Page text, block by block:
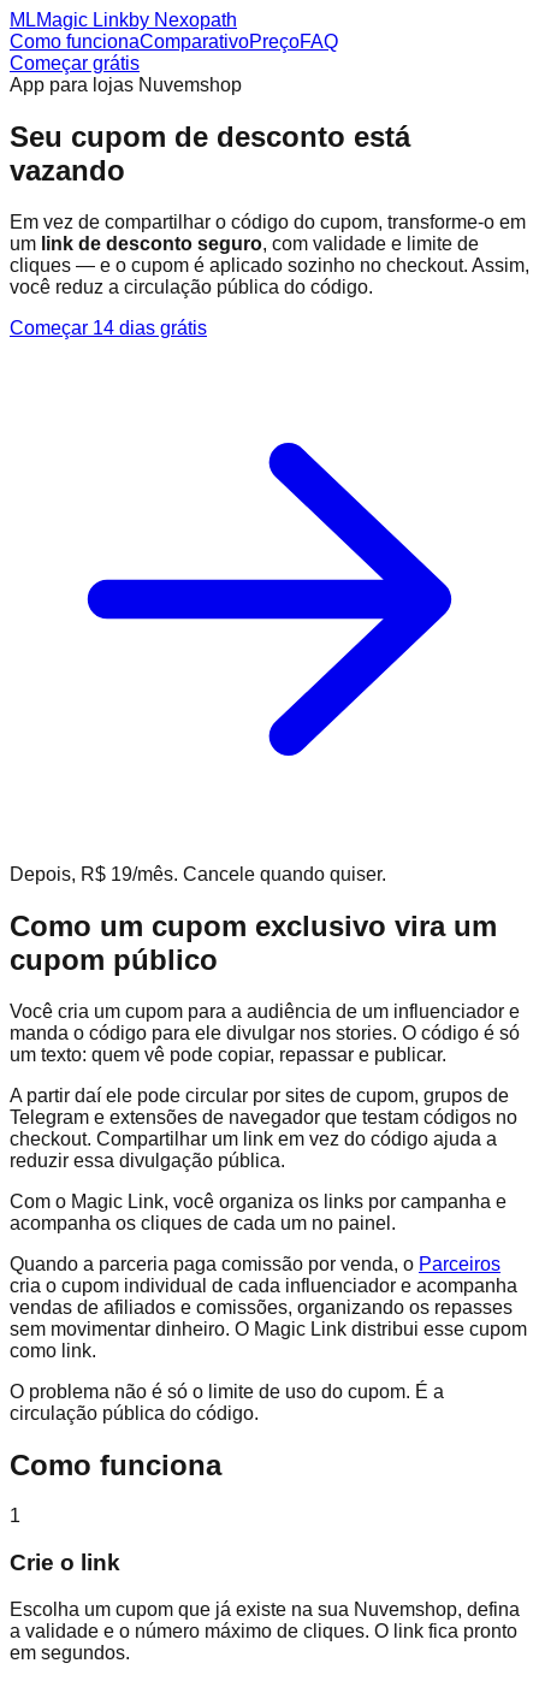
MLMagic Linkby Nexopath
Como funcionaComparativoPreçoFAQ
Começar grátis
App para lojas Nuvemshop
Seu cupom de desconto está
vazando
Em vez de compartilhar o código do cupom, transforme-o em
um link de desconto seguro, com validade e limite de
cliques — e o cupom é aplicado sozinho no checkout. Assim,
você reduz a circulação pública do código.
Começar 14 dias grátis
Depois, R$ 19/mês. Cancele quando quiser.
Como um cupom exclusivo vira um
cupom público
Você cria um cupom para a audiência de um influenciador e
manda o código para ele divulgar nos stories. O código é só
um texto: quem vê pode copiar, repassar e publicar.
A partir daí ele pode circular por sites de cupom, grupos de
Telegram e extensões de navegador que testam códigos no
checkout. Compartilhar um link em vez do código ajuda a
reduzir essa divulgação pública.
Com o Magic Link, você organiza os links por campanha e
acompanha os cliques de cada um no painel.
Quando a parceria paga comissão por venda, o Parceiros
cria o cupom individual de cada influenciador e acompanha
vendas de afiliados e comissões, organizando os repasses
sem movimentar dinheiro. O Magic Link distribui esse cupom
como link.
O problema não é só o limite de uso do cupom. É a
circulação pública do código.
Como funciona
1
Crie o link
Escolha um cupom que já existe na sua Nuvemshop, defina
a validade e o número máximo de cliques. O link fica pronto
em segundos.